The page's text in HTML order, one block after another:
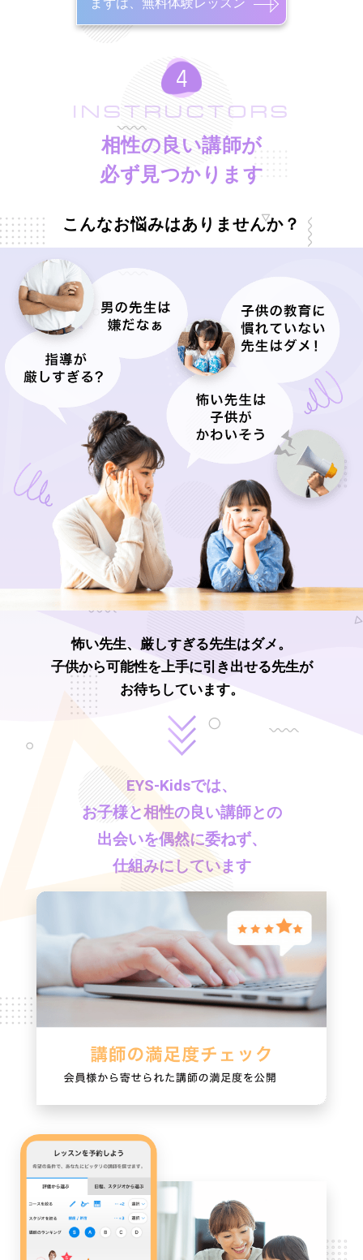
INSTRUCTORS
相性の良い講師が
必ず見つかります
こんなお悩みはありませんか？
怖い先生、厳しすぎる先生はダメ。
子供から可能性を上手に引き出せる先生が
お待ちしています。
EYS-Kidsでは、
お子様と相性の良い講師との
出会いを偶然に委ねず、
仕組みにしています